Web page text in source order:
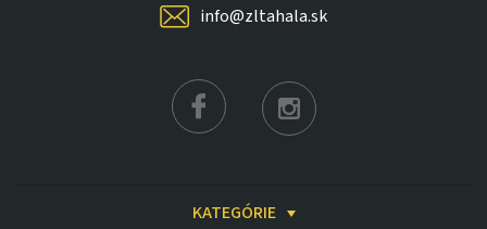
info@zltahala.sk
KATEGÓRIE